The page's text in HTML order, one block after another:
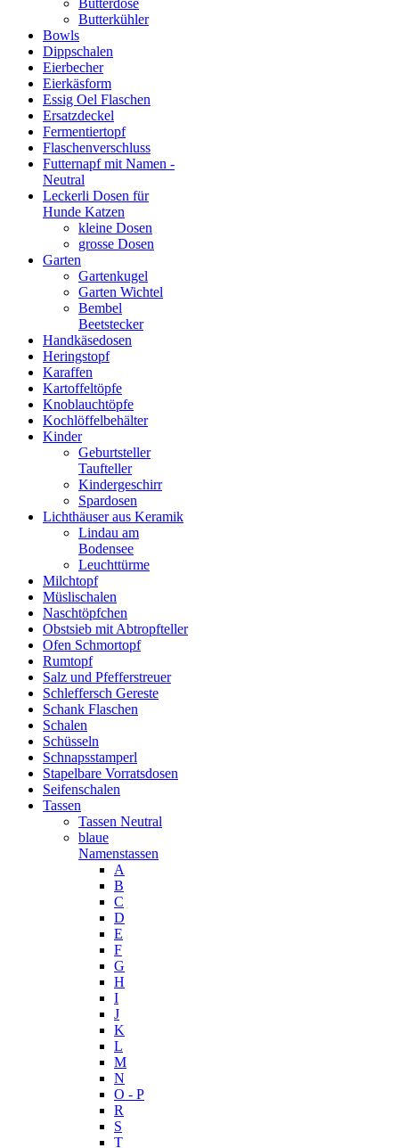
Butterdose
Butterkühler
Bowls
Dippschalen
Eierbecher
Eierkäsform
Essig Oel Flaschen
Ersatzdeckel
Fermentiertopf
Flaschenverschluss
Futternapf mit Namen -
Neutral
Leckerli Dosen für
Hunde Katzen
kleine Dosen
grosse Dosen
Garten
Gartenkugel
Garten Wichtel
Bembel
Beetstecker
Handkäsedosen
Heringstopf
Karaffen
Kartoffeltöpfe
Knoblauchtöpfe
Kochlöffelbehälter
Kinder
Geburtsteller
Taufteller
Kindergeschirr
Spardosen
Lichthäuser aus Keramik
Lindau am
Bodensee
Leuchttürme
Milchtopf
Müslischalen
Naschtöpfchen
Obstsieb mit Abtropfteller
Ofen Schmortopf
Rumtopf
Salz und Pfefferstreuer
Schleffersch Gereste
Schank Flaschen
Schalen
Schüsseln
Schnapsstamperl
Stapelbare Vorratsdosen
Seifenschalen
Tassen
Tassen Neutral
blaue
Namenstassen
A
B
C
D
E
F
G
H
I
J
K
L
M
N
O - P
R
S
T